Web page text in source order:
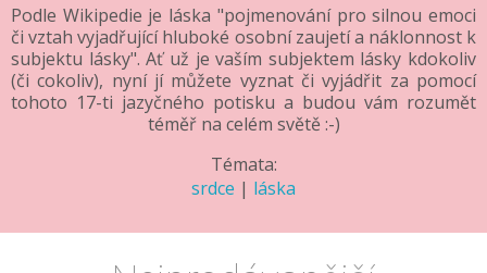
Podle Wikipedie je láska "pojmenování pro silnou emoci
či vztah vyjadřující hluboké osobní zaujetí a náklonnost k
subjektu lásky". Ať už je vaším subjektem lásky kdokoliv
(či cokoliv), nyní jí můžete vyznat či vyjádřit za pomocí
tohoto 17-ti jazyčného potisku a budou vám rozumět
téměř na celém světě :-)
Témata:
srdce | láska